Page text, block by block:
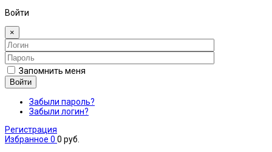
Войти
×
Запомнить меня
Войти
Забыли пароль?
Забыли логин?
Регистрация
Избранное 0 0 руб.